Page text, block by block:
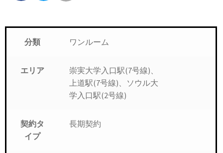
分類 ワンルーム
エリア
崇実大学入口駅(7号線)、
上道駅(7号線)、ソウル大
学入口駅(2号線)
契約タ
イプ
長期契約